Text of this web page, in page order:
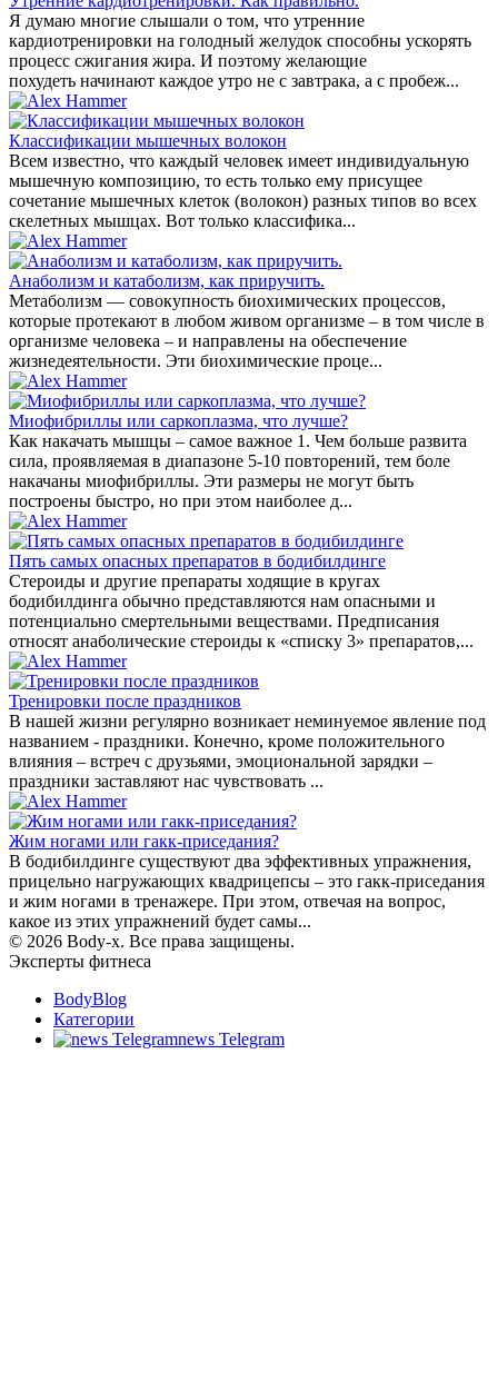
Я думаю многие слышали о том, что утренние
кардиотренировки на голодный желудок способны ускорять
процесс сжигания жира. И поэтому желающие
похудеть начинают каждое утро не с завтрака, а с пробеж...
Классификации мышечных волокон
Всем известно, что каждый человек имеет индивидуальную
мышечную композицию, то есть только ему присущее
сочетание мышечных клеток (волокон) разных типов во всех
скелетных мышцах. Вот только классифика...
Анаболизм и катаболизм, как приручить.
Метаболизм — совокупность биохимических процессов,
которые протекают в любом живом организме – в том числе в
организме человека – и направлены на обеспечение
жизнедеятельности. Эти биохимические проце...
Миофибриллы или саркоплазма, что лучше?
Как накачать мышцы – самое важное 1. Чем больше развита
сила, проявляемая в диапазоне 5-10 повторений, тем боле
накачаны миофибриллы. Эти размеры не могут быть
построены быстро, но при этом наиболее д...
Пять самых опасных препаратов в бодибилдинге
Стероиды и другие препараты ходящие в кругах
бодибилдинга обычно представляются нам опасными и
потенциально смертельными веществами. Предписания
относят анаболические стероиды к «списку 3» препаратов,...
Тренировки после праздников
В нашей жизни регулярно возникает неминуемое явление под
названием - праздники. Конечно, кроме положительного
влияния – встреч с друзьями, эмоциональной зарядки –
праздники заставляют нас чувствовать ...
Жим ногами или гакк-приседания?
В бодибилдинге существуют два эффективных упражнения,
прицельно нагружающих квадрицепсы – это гакк-приседания
и жим ногами в тренажере. При этом, отвечая на вопрос,
какое из этих упражнений будет самы...
© 2026 Body-x. Все права защищены.
Эксперты фитнеса
BodyBlog
Категории
news Telegram